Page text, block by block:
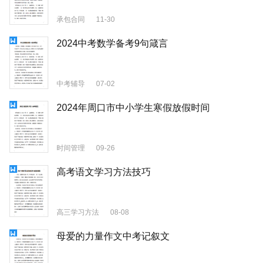
承包合同 11-30
2024中考数学备考9句箴言
中考辅导 07-02
2024年周口市中小学生寒假放假时间
时间管理 09-26
高考语文学习方法技巧
高三学习方法 08-08
母爱的力量作文中考记叙文